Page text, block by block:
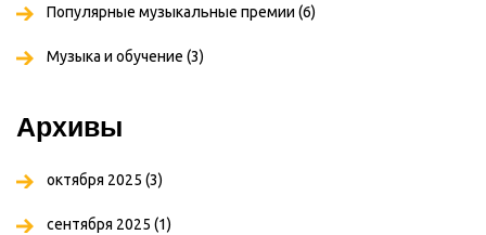
Популярные музыкальные премии (6)
Музыка и обучение (3)
Архивы
октября 2025 (3)
сентября 2025 (1)